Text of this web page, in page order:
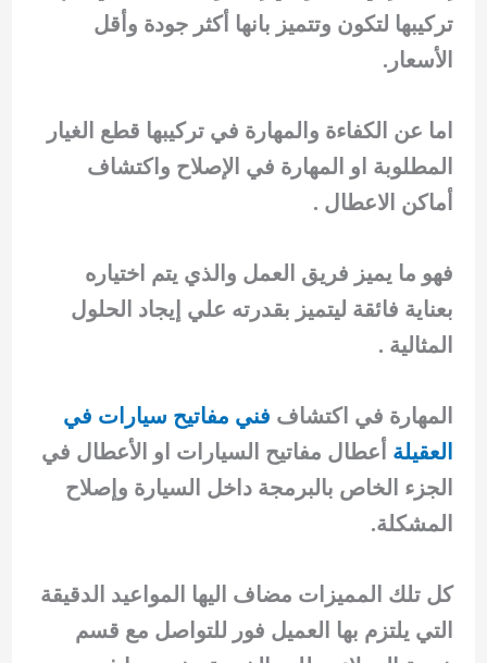
تركيبها لتكون وتتميز بانها أكثر جودة وأقل
الأسعار.
اما عن الكفاءة والمهارة في تركيبها قطع الغيار
المطلوبة او المهارة في الإصلاح واكتشاف
أماكن الاعطال .
فهو ما يميز فريق العمل والذي يتم اختياره
بعناية فائقة ليتميز بقدرته علي إيجاد الحلول
المثالية .
المهارة في اكتشاف فني مفاتيح سيارات في
العقيلة أعطال مفاتيح السيارات او الأعطال في
الجزء الخاص بالبرمجة داخل السيارة وإصلاح
المشكلة.
كل تلك المميزات مضاف اليها المواعيد الدقيقة
التي يلتزم بها العميل فور للتواصل مع قسم